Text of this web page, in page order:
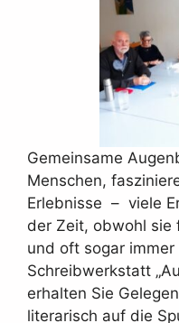
Gemeinsame
Menschen,
Erlebnisse – viele
der Zeit, obwohl sie
und oft sogar
Schreibwerkstatt
erhalten Sie
literarisch auf die